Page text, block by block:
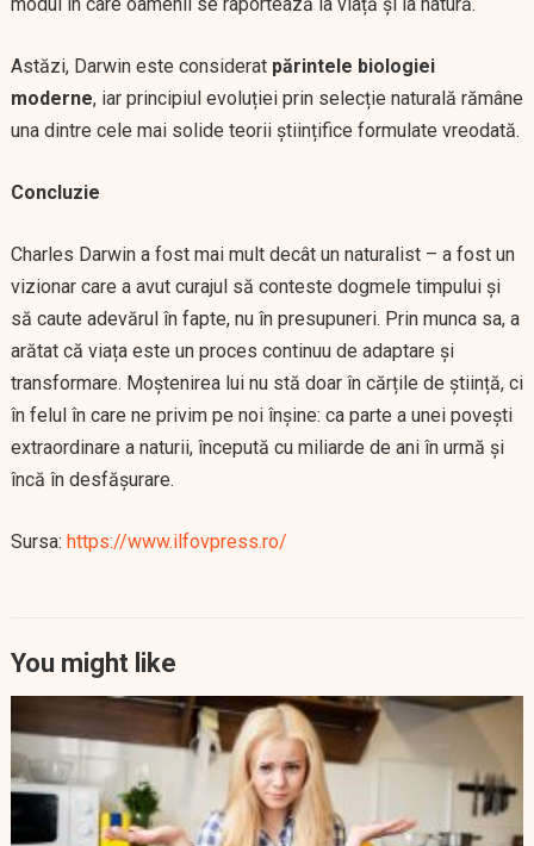
Astăzi, Darwin este considerat părintele biologiei
moderne, iar principiul evoluției prin selecție naturală rămâne
una dintre cele mai solide teorii științifice formulate vreodată.
Concluzie
Charles Darwin a fost mai mult decât un naturalist – a fost un
vizionar care a avut curajul să conteste dogmele timpului și
să caute adevărul în fapte, nu în presupuneri. Prin munca sa, a
arătat că viața este un proces continuu de adaptare și
transformare. Moștenirea lui nu stă doar în cărțile de știință, ci
în felul în care ne privim pe noi înșine: ca parte a unei povești
extraordinare a naturii, începută cu miliarde de ani în urmă și
încă în desfășurare.
Sursa: https://www.ilfovpress.ro/
You might like